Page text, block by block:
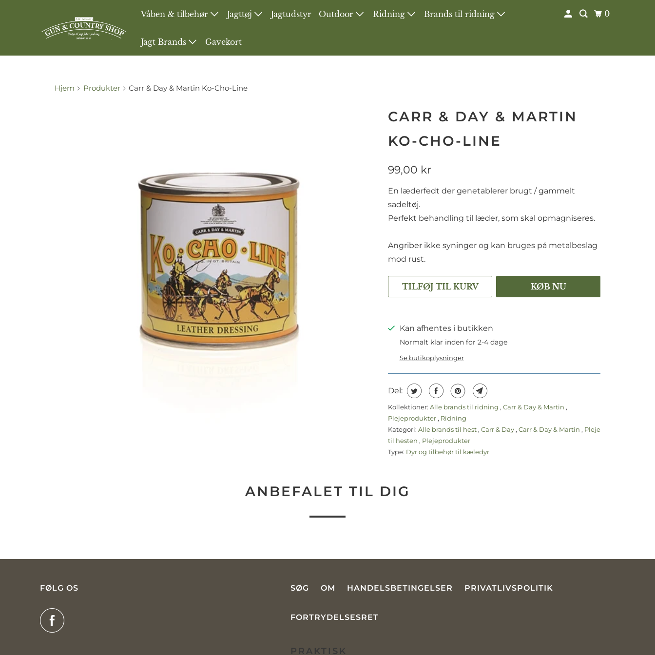
Våben & tilbehør Jagttøj Jagtudstyr Outdoor Ridning Brands til ridning
Jagt Brands Gavekort
0
Hjem Produkter Carr & Day & Martin Ko-Cho-Line
CARR & DAY & MARTIN
KO-CHO-LINE
99,00 kr
En læderfedt der genetablerer brugt / gammelt
sadeltøj.
Perfekt behandling til læder, som skal opmagniseres.
Angriber ikke syninger og kan bruges på metalbeslag
mod rust.
TILFØJ TIL KURV KØB NU
Kan afhentes i butikken
Normalt klar inden for 2-4 dage
Se butikoplysninger
Del:
Kollektioner: Alle brands til ridning , Carr & Day & Martin ,
Plejeprodukter , Ridning
Kategori: Alle brands til hest , Carr & Day , Carr & Day & Martin , Pleje
til hesten , Plejeprodukter
Type: Dyr og tilbehør til kæledyr
ANBEFALET TIL DIG
FØLG OS SØG OM HANDELSBETINGELSER PRIVATLIVSPOLITIK
FORTRYDELSESRET
PRAKTISK